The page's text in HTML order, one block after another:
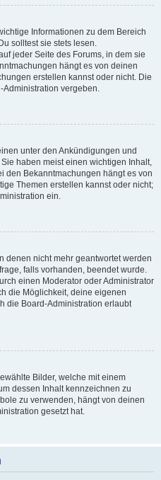
Informationen zu dem Bereich
solltest sie stets lesen.
jeder Seite des Forums, in dem sie
hängt es von deinen
erstellen kannst oder nicht. Die
Administration vergeben.
unter den Ankündigungen und
haben meist einen wichtigen Inhalt,
den Bekanntmachungen hängt es von
Themen erstellen kannst oder nicht;
ein.
denen nicht mehr geantwortet werden
falls vorhanden, beendet wurde.
einen Moderator oder Administrator
die Möglichkeit, deine eigenen
die Board-Administration erlaubt
Bilder, welche mit einem
dessen Inhalt kennzeichnen zu
zu verwenden, hängt von deinen
gesetzt hat.